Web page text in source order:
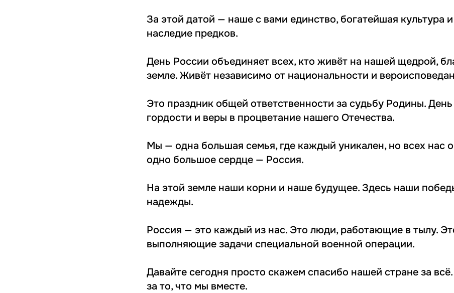
За этой датой — наше с вами единство, богатейшая культура
наследие предков.
День России объединяет всех, кто живёт на нашей щедрой,
земле. Живёт независимо от национальности и
Это праздник общей ответственности за судьбу Родины.
гордости и веры в процветание нашего Отечества.
Мы — одна большая семья, где каждый уникален, но всех нас
одно большое сердце — Россия.
На этой земле наши корни и наше будущее. Здесь наши
надежды.
Россия — это каждый из нас. Это люди, работающие в тылу.
выполняющие задачи специальной военной операции.
Давайте сегодня просто скажем спасибо нашей стране за
за то, что мы вместе.